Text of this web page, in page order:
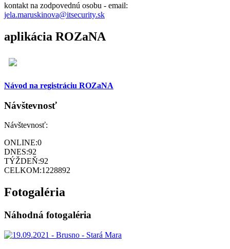
kontakt na zodpovednú osobu - email:
jela.maruskinova@itsecurity.sk
aplikácia ROZaNA
Návod na registráciu ROZaNA
Návštevnosť
Návštevnosť:
ONLINE:0
DNES:92
TÝŽDEŇ:92
CELKOM:1228892
Fotogaléria
Náhodná fotogaléria